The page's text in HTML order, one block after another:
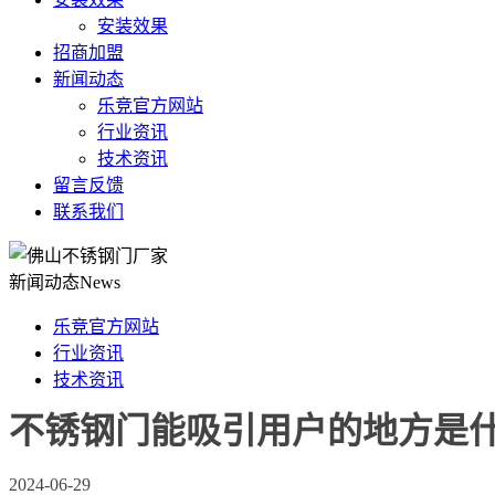
安装效果
招商加盟
新闻动态
乐竞官方网站
行业资讯
技术资讯
留言反馈
联系我们
新闻动态News
乐竞官方网站
行业资讯
技术资讯
不锈钢门能吸引用户的地方是
2024-06-29